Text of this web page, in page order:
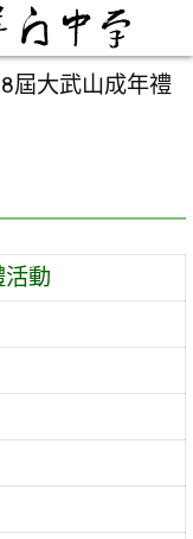
屆大武山成年禮
動